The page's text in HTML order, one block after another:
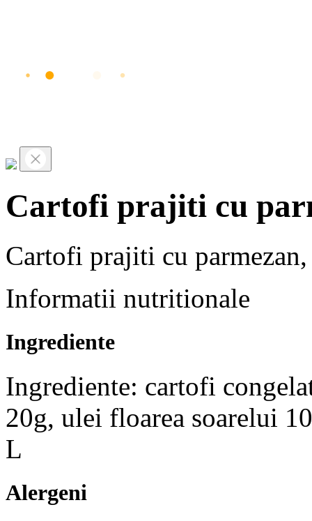
Cartofi prajiti cu
Cartofi prajiti cu
Informatii nutritionale
Ingrediente
Ingrediente: cartofi
20g, ulei floarea soarelui
L
Alergeni